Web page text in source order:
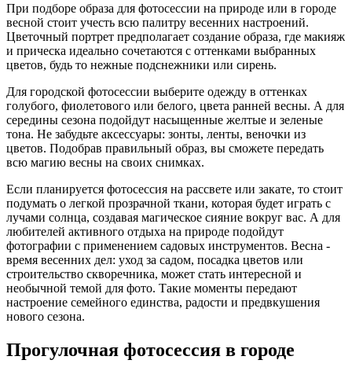
При подборе образа для фотосессии на природе или в городе
весной стоит учесть всю палитру весенних настроений.
Цветочный портрет предполагает создание образа, где макияж
и прическа идеально сочетаются с оттенками выбранных
цветов, будь то нежные подснежники или сирень.
Для городской фотосессии выберите одежду в оттенках
голубого, фиолетового или белого, цвета ранней весны. А для
середины сезона подойдут насыщенные желтые и зеленые
тона. Не забудьте аксессуары: зонты, ленты, веночки из
цветов. Подобрав правильный образ, вы сможете передать
всю магию весны на своих снимках.
Если планируется фотосессия на рассвете или закате, то стоит
подумать о легкой прозрачной ткани, которая будет играть с
лучами солнца, создавая магическое сияние вокруг вас. А для
любителей активного отдыха на природе подойдут
фотографии с применением садовых инструментов. Весна -
время весенних дел: уход за садом, посадка цветов или
строительство скворечника, может стать интересной и
необычной темой для фото. Такие моменты передают
настроение семейного единства, радости и предвкушения
нового сезона.
Прогулочная фотосессия в городе